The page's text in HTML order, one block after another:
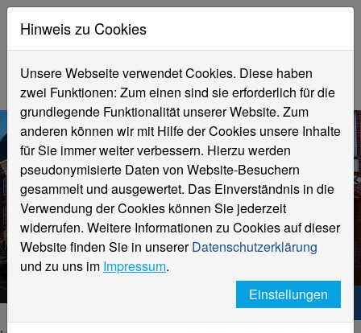
News
Hochschule Niederrhein. Dein Weg.
Hinweis zu Cookies
Unsere Webseite verwendet Cookies. Diese haben
zwei Funktionen: Zum einen sind sie erforderlich für die
grundlegende Funktionalität unserer Website. Zum
anderen können wir mit Hilfe der Cookies unsere Inhalte
für Sie immer weiter verbessern. Hierzu werden
pseudonymisierte Daten von Website-Besuchern
gesammelt und ausgewertet. Das Einverständnis in die
Verwendung der Cookies können Sie jederzeit
widerrufen. Weitere Informationen zu Cookies auf dieser
Website finden Sie in unsererDatenschutzerklärung
und zu uns im Impressum.
Einstellungen